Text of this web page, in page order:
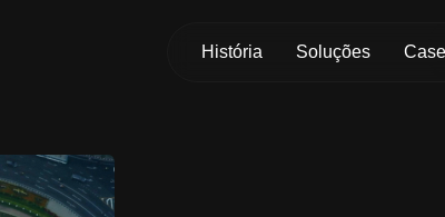
História Soluções